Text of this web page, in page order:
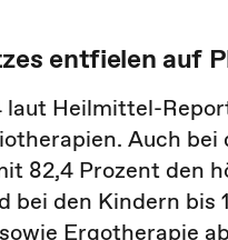
entfielen auf
Heilmittel-
Auch bei
82,4 Prozent den
den Kindern bis
Ergotherapie